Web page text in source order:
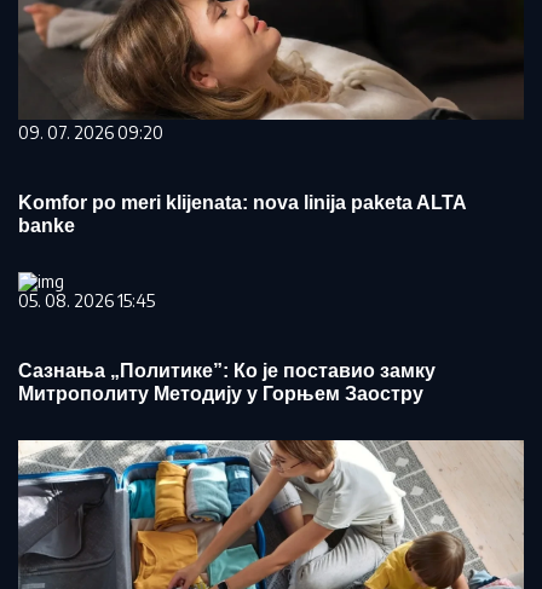
09. 07. 2026 09:20
Komfor po meri klijenata: nova linija paketa ALTA
banke
05. 08. 2026 15:45
Сазнања „Политике”: Ко је поставио замку
Митрополиту Методију у Горњем Заостру